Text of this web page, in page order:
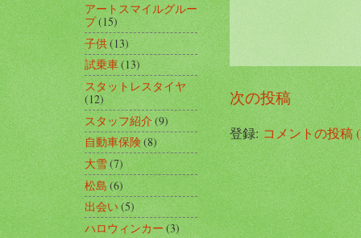
次の投稿
登録:コメントの投稿
アートスマイルグルー
プ(15)
子供(13)
試乗車(13)
スタットレスタイヤ
(12)
スタッフ紹介(9)
自動車保険(8)
大雪(7)
松島 (6)
出会い(5)
ハロウィンカー(3)